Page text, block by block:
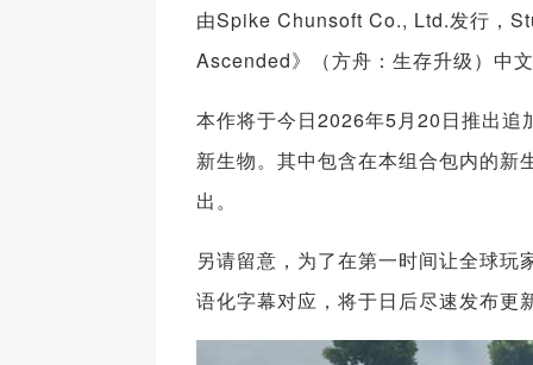
由Spike Chunsoft Co., Ltd.发行，
Ascended》（方舟：生存升级）中
本作将于今日2026年5月20日推出
新生物。其中包含在本组合包内的
出。
另请留意，为了在第一时间让全球
语化字幕对应，将于日后尽速发布更